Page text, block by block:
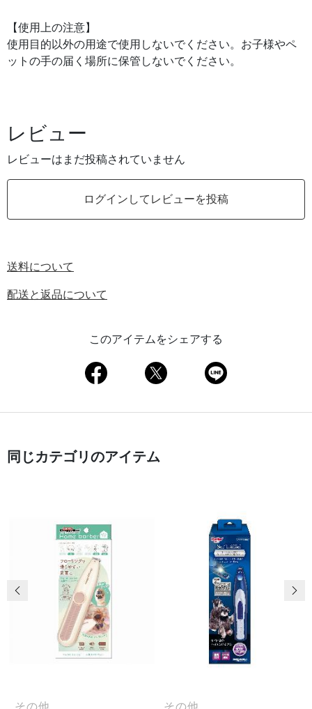
【使用上の注意】
使用目的以外の用途で使用しないでください。お子様やペ
ットの手の届く場所に保管しないでください。
レビュー
レビューはまだ投稿されていません
ログインしてレビューを投稿
送料について
配送と返品について
このアイテムをシェアする
同じカテゴリのアイテム
その他
その他
前の画像 次